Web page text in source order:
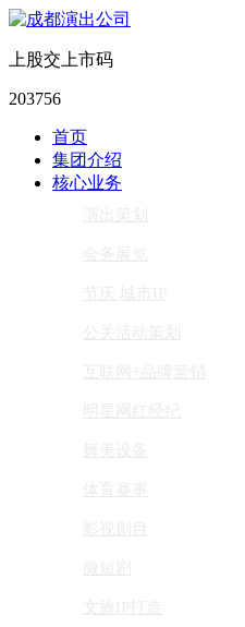
上股交上市码
203756
首页
集团介绍
核心业务